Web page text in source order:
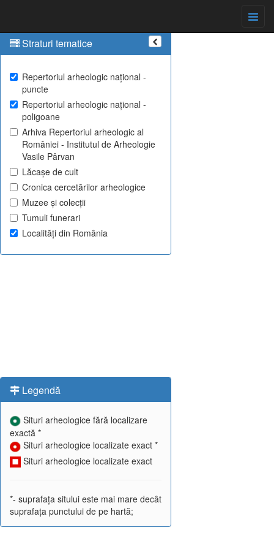
Straturi tematice
Repertoriul arheologic național -
puncte
Repertoriul arheologic național -
poligoane
Arhiva Repertoriul arheologic al
României - Institutul de Arheologie
Vasile Pârvan
Lăcașe de cult
Cronica cercetărilor arheologice
Muzee și colecții
Tumuli funerari
Localități din România
Legendă
Situri arheologice fără localizare
exactă *
Situri arheologice localizate exact *
Situri arheologice localizate exact
*- suprafața sitului este mai mare decât
suprafața punctului de pe hartă;